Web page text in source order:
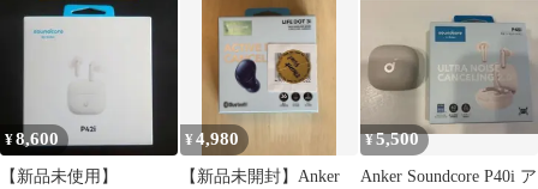
¥8,600
【新品未使用】
¥4,980
【新品未開封】Anker
¥5,500
Anker Soundcore P40i ア